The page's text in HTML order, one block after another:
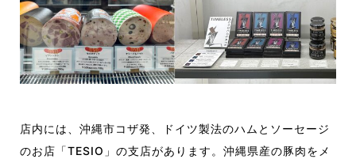
店内には、沖縄市コザ発、ドイツ製法のハムとソーセージ
のお店「TESIO」の支店があります。沖縄県産の豚肉をメ